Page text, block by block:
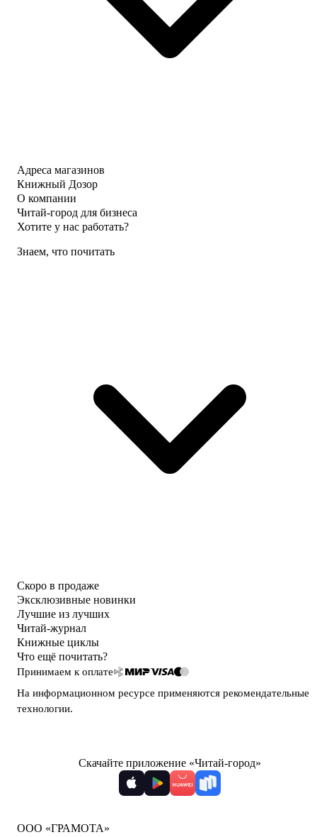
Адреса магазинов
Книжный Дозор
О компании
Читай-город для бизнеса
Хотите у нас работать?
Знаем, что почитать
Скоро в продаже
Эксклюзивные новинки
Лучшие из лучших
Читай-журнал
Книжные циклы
Что ещё почитать?
Принимаем к оплате
На информационном ресурсе применяются рекомендательные
технологии.
Скачайте приложение «Читай-город»
ООО «ГРАМОТА»